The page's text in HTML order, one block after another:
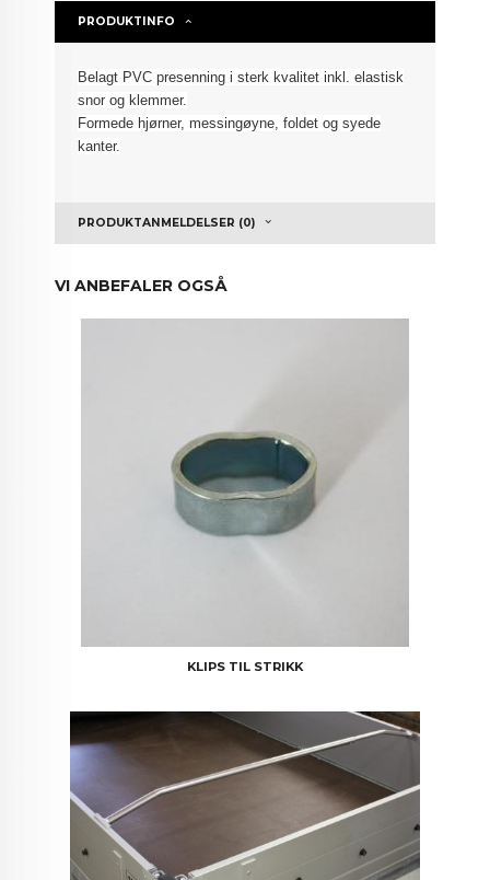
PRODUKTINFO
Belagt PVC presenning i sterk kvalitet inkl.elastisk
snor og klemmer.
Formede hjørner, messingøyne, foldet og syede
kanter.
PRODUKTANMELDELSER (0)
VI ANBEFALER OGSÅ
KLIPS TIL STRIKK